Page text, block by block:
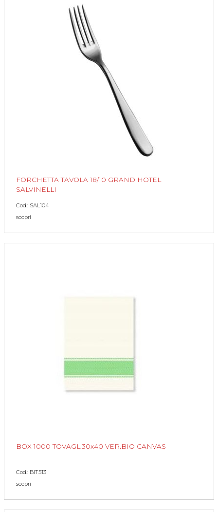
FORCHETTA TAVOLA 18/10 GRAND HOTEL
SALVINELLI
Cod.: SAL104
scopri
BOX 1000 TOVAGL.30x40 VER.BIO CANVAS
Cod.: BIT513
scopri